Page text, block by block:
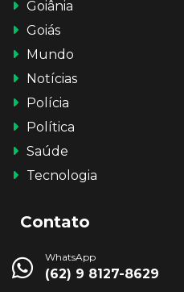
Goiânia
Goiás
Mundo
Notícias
Polícia
Política
Saúde
Tecnologia
Contato
WhatsApp
(62) 9 8127-8629